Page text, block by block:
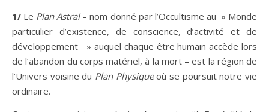
1/ Le Plan Astral– nom donné par l’Occultisme au » Monde
particulier d’existence, de conscience, d’activité et de
développement » auquel chaque être humain accède lors
de l’abandon du corps matériel, à la mort – est la région de
l’Univers voisine du Plan Physiqueoù se poursuit notre vie
ordinaire.